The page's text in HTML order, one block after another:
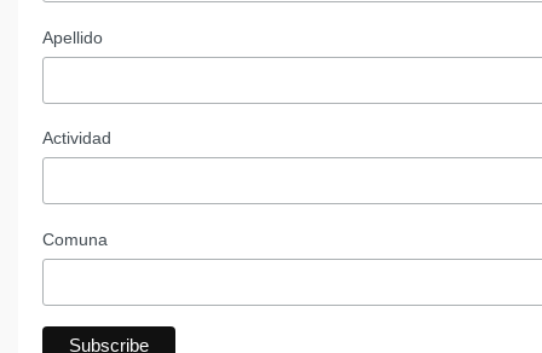
Apellido
Actividad
Comuna